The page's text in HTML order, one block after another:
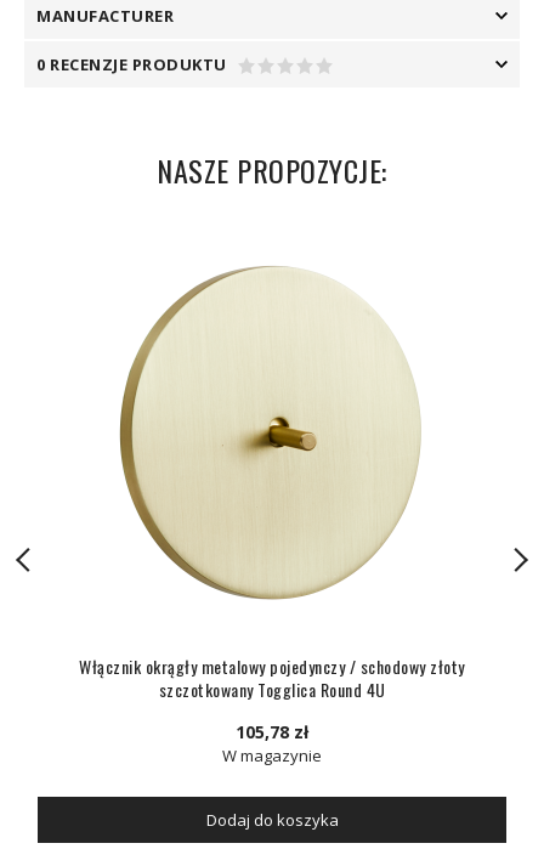
MANUFACTURER
0 RECENZJE PRODUKTU
NASZE PROPOZYCJE:
Włącznik okrągły metalowy pojedynczy / schodowy złoty
szczotkowany Togglica Round 4U
105,78 zł
W magazynie
Dodaj do koszyka